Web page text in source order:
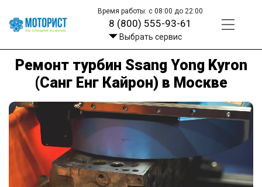
Время работы: с 08:00 до 22:00
8 (800) 555-93-61
Выбрать сервис
Ремонт турбин Ssang Yong Kyron
(Санг Енг Кайрон) в Москве